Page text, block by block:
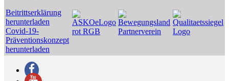
Beitrittserklärung
herunterladen
Covid-19-
Präventionskonzept
herunterladen